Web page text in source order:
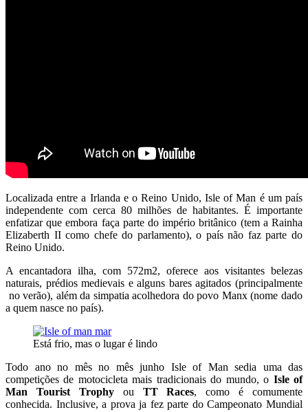
Localizada entre a Irlanda e o Reino Unido, Isle of Man é um país
independente com cerca 80 milhões de habitantes. É importante
enfatizar que embora faça parte do império britânico (tem a Rainha
Elizaberth II como chefe do parlamento), o país não faz parte do
Reino Unido.
A encantadora ilha, com 572m2, oferece aos visitantes belezas
naturais, prédios medievais e alguns bares agitados (principalmente
no verão), além da simpatia acolhedora do povo Manx (nome dado
a quem nasce no país).
Está frio, mas o lugar é lindo
Todo ano no mês no mês junho Isle of Man sedia uma das
competições de motocicletamais tradicionais do mundo,o Isle of
Man Tourist Trophyou TT Races,como é comumente
conhecida. Inclusive, a prova ja fez parte do Campeonato Mundial